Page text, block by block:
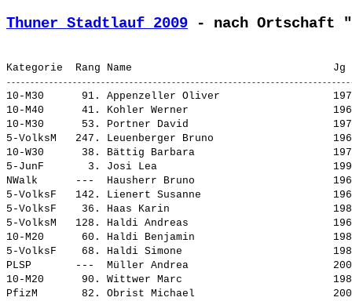
Thuner Stadtlauf 2009 - nach Ortschaft
10-M30      91. Appenzeller Oliver
10-M40      41. Kohler Werner
10-M30      53. Portner David
5-VolksM   247. Leuenberger Bruno
10-W30      38. Bättig Barbara
5-JunF       3. Josi Lea
NWalk      --- Hausherr Bruno
5-VolksF   142. Lienert Susanne
5-VolksF    36. Haas Karin
5-VolksM   128. Haldi Andreas
10-M20      60. Haldi Benjamin
5-VolksF    68. Haldi Simone
PLSP       --- Müller Andrea
10-M20      90. Wittwer Marc
PfizM       82. Obrist Michael